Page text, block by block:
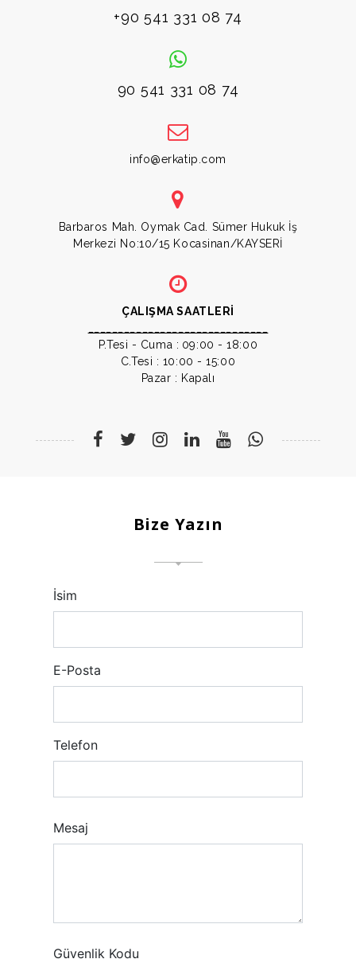
+90 541 331 08 74
90 541 331 08 74
info@erkatip.com
Barbaros Mah. Oymak Cad. Sümer Hukuk İş
Merkezi No:10/15 Kocasinan/KAYSERİ
ÇALIŞMA SAATLERİ
P.Tesi - Cuma : 09:00 - 18:00
C.Tesi : 10:00 - 15:00
Pazar : Kapalı
Bize Yazın
İsim
E-Posta
Telefon
Mesaj
Güvenlik Kodu